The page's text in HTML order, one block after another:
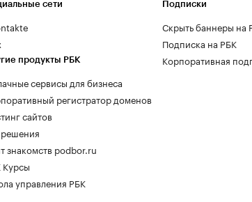
сети
продукты РБК
сервисы для бизнеса
регистратор доменов
сайтов
знакомств podbor.ru
Курсы
управления РБК
Подписки
Скрыть баннеры на
Подписка на РБК
Корпоративная